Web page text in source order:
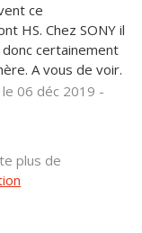
ce
HS. Chez SONY il
certainement
A vous de voir.
le 06 déc 2019 -
plus de